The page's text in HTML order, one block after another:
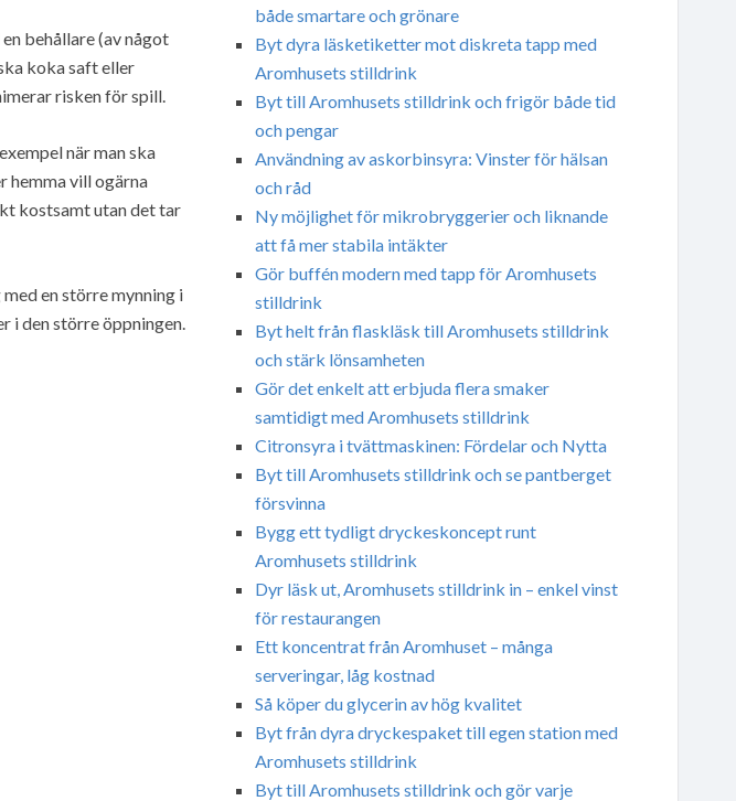
behållare (av något
koka saft eller
risken för spill.
när man ska
hemma vill ogärna
kostsamt utan det tar
en större mynning i
i den större öppningen.
både smartare och grönare
Byt dyra läsketiketter mot diskreta tapp med
Aromhusets stilldrink
Byt till Aromhusets stilldrink och frigör både tid
och pengar
Användning av askorbinsyra: Vinster för hälsan
och råd
Ny möjlighet för mikrobryggerier och liknande
att få mer stabila intäkter
Gör buffén modern med tapp för Aromhusets
stilldrink
Byt helt från flaskläsk till Aromhusets stilldrink
och stärk lönsamheten
Gör det enkelt att erbjuda flera smaker
samtidigt med Aromhusets stilldrink
Citronsyra i tvättmaskinen: Fördelar och Nytta
Byt till Aromhusets stilldrink och se pantberget
försvinna
Bygg ett tydligt dryckeskoncept runt
Aromhusets stilldrink
Dyr läsk ut, Aromhusets stilldrink in – enkel vinst
för restaurangen
Ett koncentrat från Aromhuset – många
serveringar, låg kostnad
Så köper du glycerin av hög kvalitet
Byt från dyra dryckespaket till egen station med
Aromhusets stilldrink
Byt till Aromhusets stilldrink och gör varje